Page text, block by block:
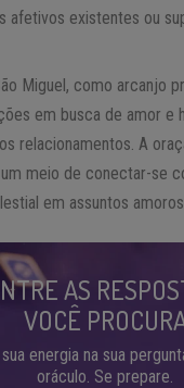
afetivos existentes ou
Miguel, como arcanjo
em busca de amor e
relacionamentos. A
meio de conectar-se
em assuntos
AS
VOCÊ
energia na sua
oráculo. Se prepare.